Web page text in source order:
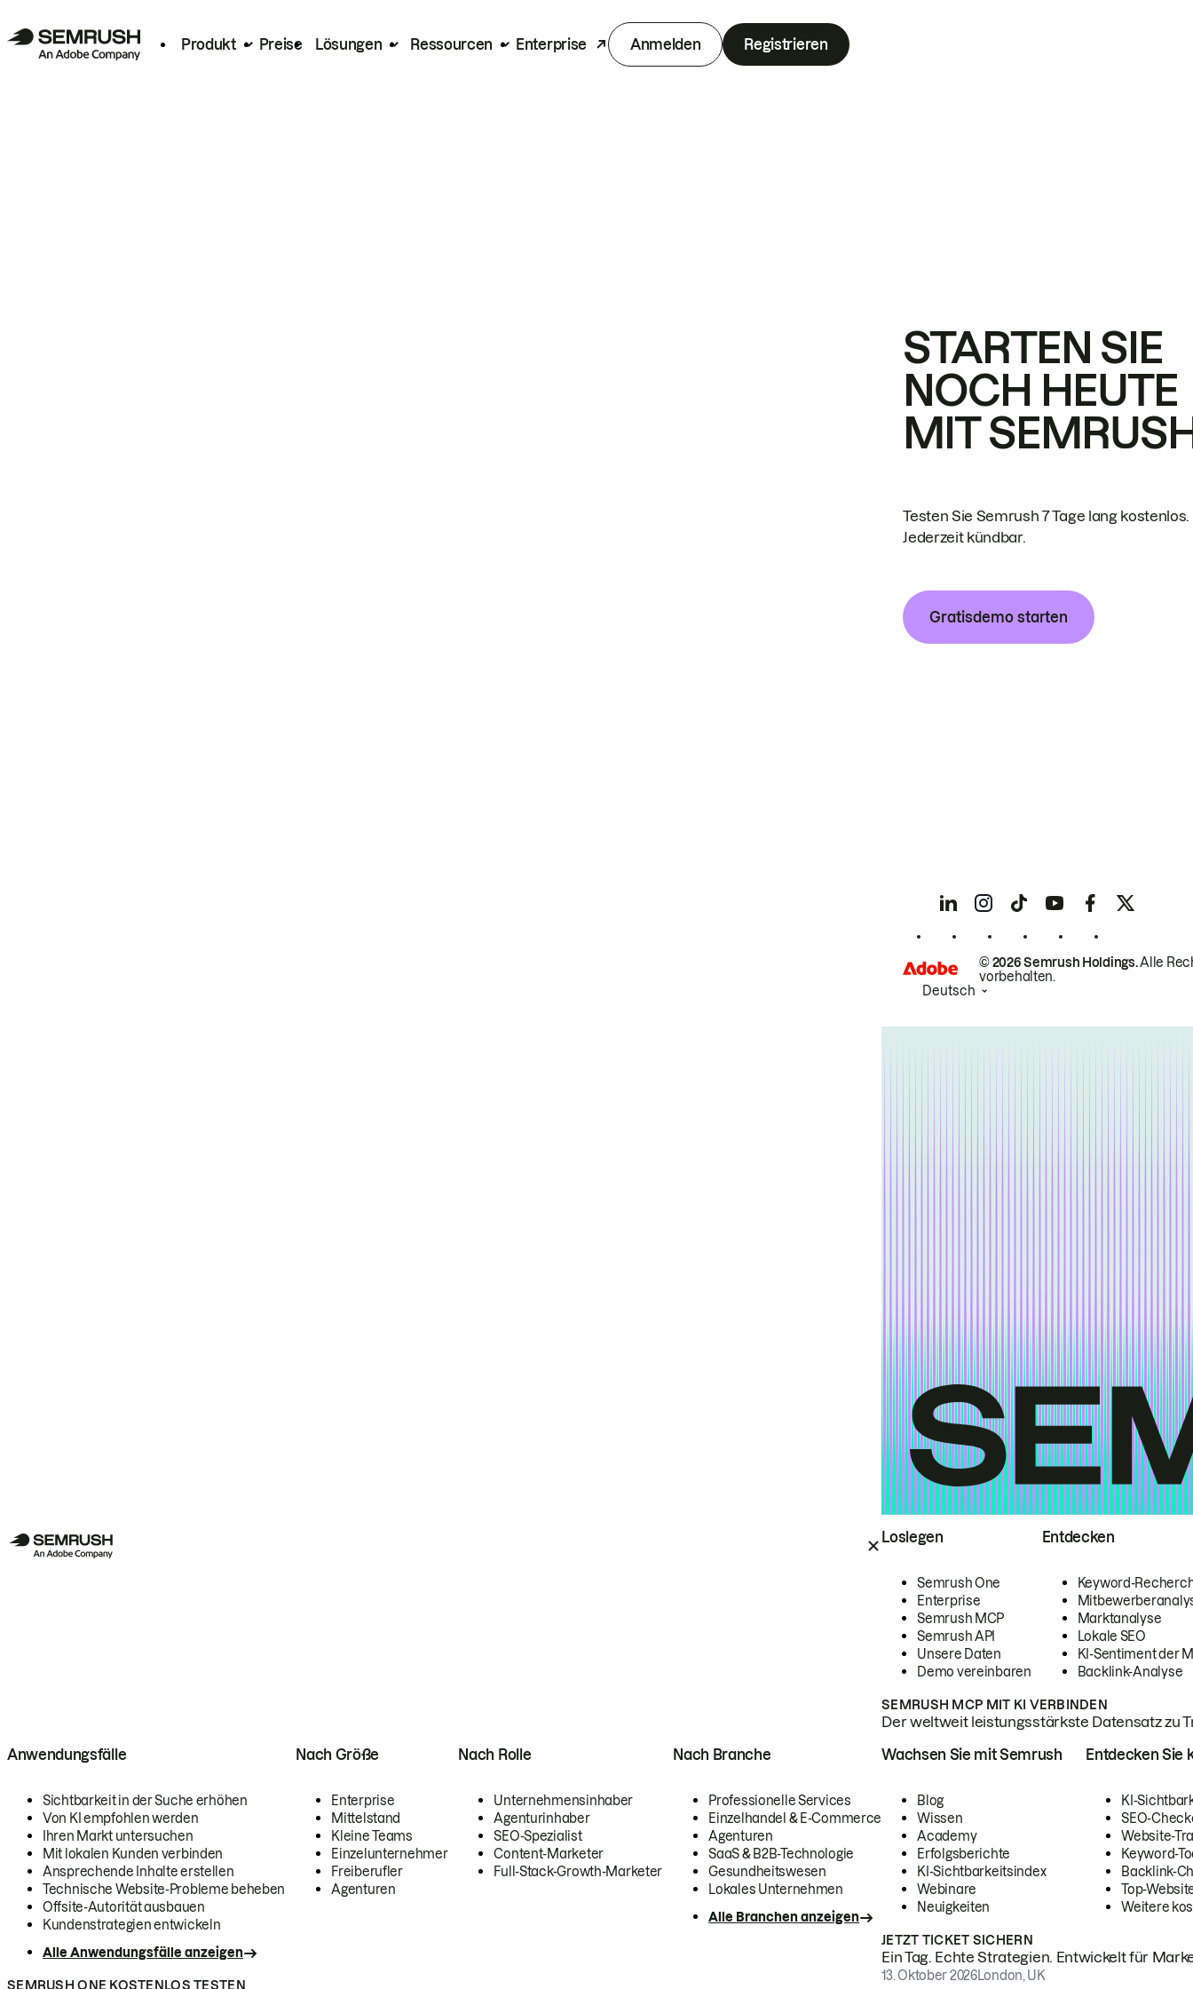
Produkt Preise Lösungen Ressourcen Enterprise Anmelden Registrieren
Loslegen
Semrush One
Enterprise
Semrush MCP
Semrush API
Unsere Daten
Demo vereinbaren
Entdecken
Keyword-
Marktanalyse
Lokale SEO
KI-Sentiment der
Backlink-Analyse
SEMRUSH MCP MIT KI VERBINDEN
Der weltweit leistungsstärkste Datensatz zu
Anwendungsfälle
Sichtbarkeit in der Suche erhöhen
Von KI empfohlen werden
Ihren Markt untersuchen
Mit lokalen Kunden verbinden
Ansprechende Inhalte erstellen
Technische Website-Probleme beheben
Offsite-Autorität ausbauen
Kundenstrategien entwickeln
Alle Anwendungsfälle anzeigen
Nach Größe
Enterprise
Mittelstand
Kleine Teams
Einzelunternehmer
Freiberufler
Agenturen
Nach Rolle
Unternehmensinhaber
Agenturinhaber
SEO-Spezialist
Content-Marketer
Full-Stack-Growth-Marketer
Nach Branche
Professionelle Services
Einzelhandel & E-Commerce
Agenturen
SaaS & B2B-Technologie
Gesundheitswesen
Lokales Unternehmen
Alle Branchen anzeigen
SEMRUSH ONE KOSTENLOS TESTEN
Wachsen Sie mit Semrush
Blog
Wissen
Academy
Erfolgsberichte
KI-Sichtbarkeitsindex
Webinare
Neuigkeiten
Entdecken Sie
KI-
SEO-
Website-
Keyword-
Backlink-
Top-
Weitere
JETZT TICKET SICHERN
Ein Tag. Echte Strategien. Entwickelt für
13. Oktober 2026London, UK
STARTEN SIE
NOCH HEUTE
MIT
Testen Sie Semrush 7 Tage lang kostenlos.
Jederzeit kündbar.
Gratisdemo starten
© 2026 Semrush Holdings.Alle
vorbehalten.
Deutsch